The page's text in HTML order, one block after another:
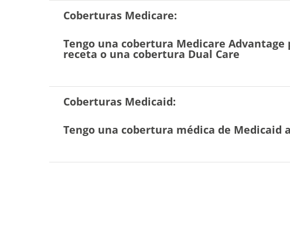
Coberturas Medicare:
Tengo una cobertura Medicare
receta o una cobertura Dual Care
Coberturas Medicaid:
Tengo una cobertura médica de Medicaid